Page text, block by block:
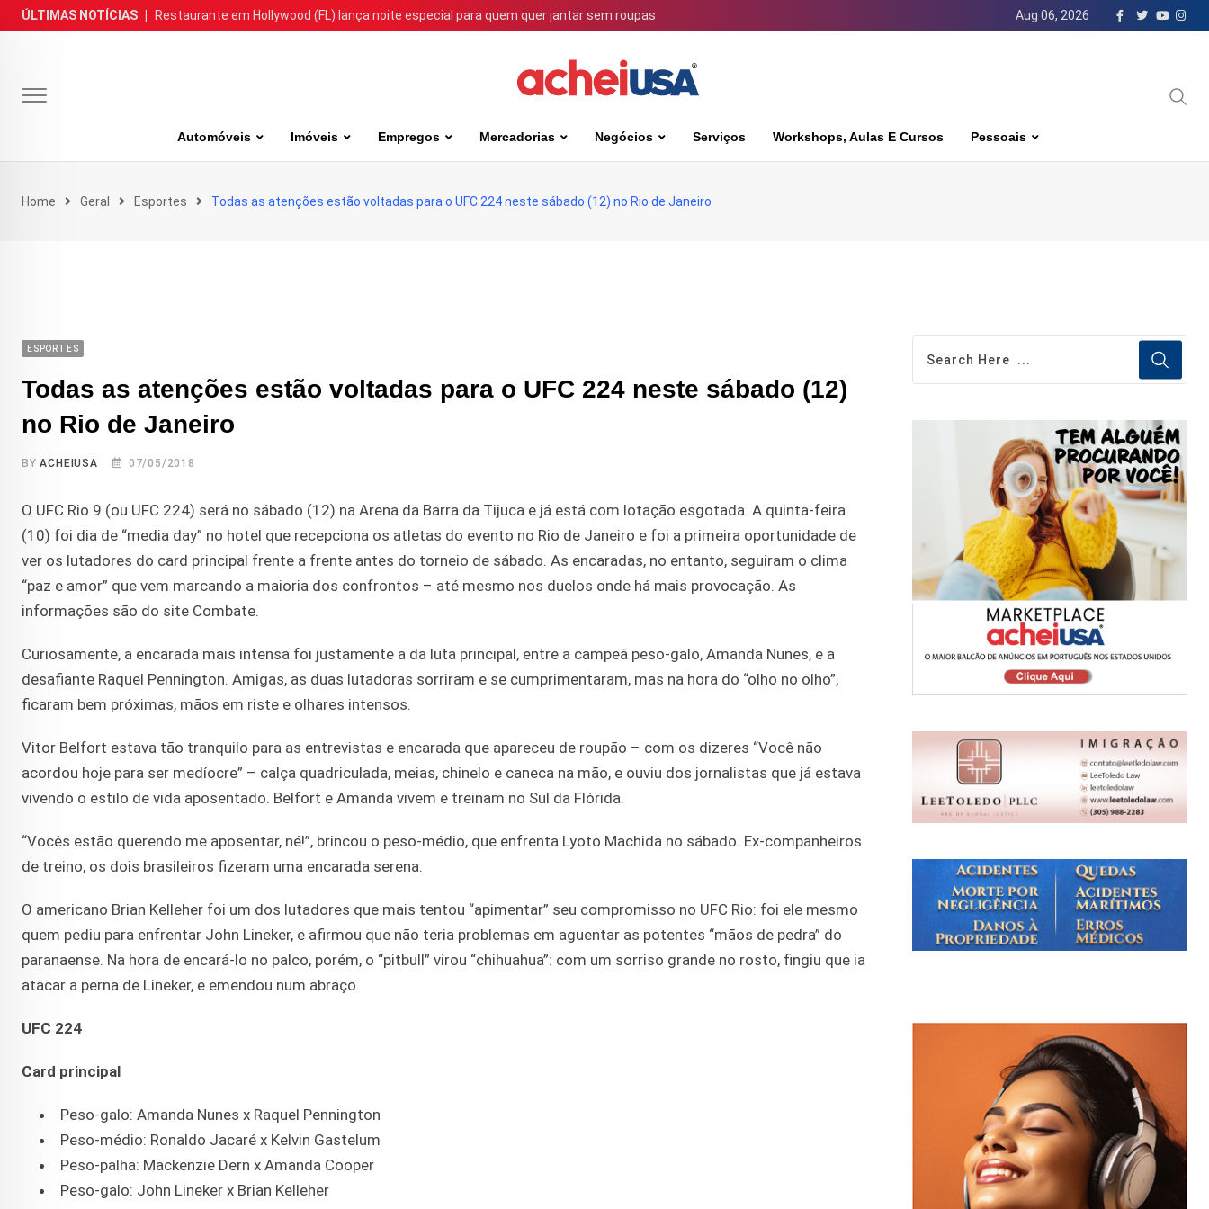
Skip
to
ÚLTIMAS NOTÍCIAS Restaurante em Hollywood (FL) lança noite especial para quem quer jantar sem roupas Aug 06, 2026
Automóveis Imóveis Empregos Mercadorias Negócios Serviços Workshops, Aulas E Cursos Pessoais
Home Geral Esportes Todas as atenções estão voltadas para o UFC 224 neste sábado (12) no Rio de Janeiro
ESPORTES
Todas as atenções estão voltadas para o UFC 224 neste sábado (12)
no Rio de Janeiro
BYACHEIUSA 07/05/2018
O UFC Rio 9 (ou UFC 224) será no sábado (12) na Arena da Barra da Tijuca e já está com lotação esgotada. A quinta-feira
(10) foi dia de “media day” no hotel que recepciona os atletas do evento no Rio de Janeiro e foi a primeira oportunidade de
ver os lutadores do card principal frente a frente antes do torneio de sábado. As encaradas, no entanto, seguiram o clima
“paz e amor” que vem marcando a maioria dos confrontos – até mesmo nos duelos onde há mais provocação. As
informações são do site Combate.
Curiosamente, a encarada mais intensa foi justamente a da luta principal, entre a campeã peso-galo, Amanda Nunes, e a
desafiante Raquel Pennington. Amigas, as duas lutadoras sorriram e se cumprimentaram, mas na hora do “olho no olho”,
ficaram bem próximas, mãos em riste e olhares intensos.
Vitor Belfort estava tão tranquilo para as entrevistas e encarada que apareceu de roupão – com os dizeres “Você não
acordou hoje para ser medíocre” – calça quadriculada, meias, chinelo e caneca na mão, e ouviu dos jornalistas que já estava
vivendo o estilo de vida aposentado. Belfort e Amanda vivem e treinam no Sul da Flórida.
“Vocês estão querendo me aposentar, né!”, brincou o peso-médio, que enfrenta Lyoto Machida no sábado. Ex-companheiros
de treino, os dois brasileiros fizeram uma encarada serena.
O americano Brian Kelleher foi um dos lutadores que mais tentou “apimentar” seu compromisso no UFC Rio: foi ele mesmo
quem pediu para enfrentar John Lineker, e afirmou que não teria problemas em aguentar as potentes “mãos de pedra” do
paranaense. Na hora de encará-lo no palco, porém, o “pitbull” virou “chihuahua”: com um sorriso grande no rosto, fingiu que ia
atacar a perna de Lineker, e emendou num abraço.
UFC 224
Card principal
Peso-galo: Amanda Nunes x Raquel Pennington
Peso-médio: Ronaldo Jacaré x Kelvin Gastelum
Peso-palha: Mackenzie Dern x Amanda Cooper
Peso-galo: John Lineker x Brian Kelleher